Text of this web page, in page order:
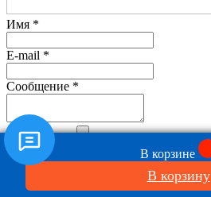
Имя *
E-mail *
Сообщение *
Фотография
В корзине
В корзину